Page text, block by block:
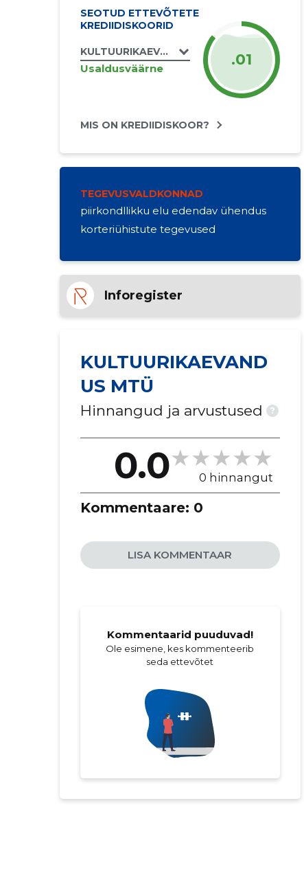
SEOTUD ETTEVÕTETE
KREDIIDISKOORID
KULTUURIKAEVANDUS MTÜ
Usaldusväärne .01
MIS ON KREDIIDISKOOR?
TEGEVUSVALDKONNAD
piirkondllikku elu edendav ühendus
korteriühistute tegevused
Inforegister
KULTUURIKAEVAND
US MTÜ
Hinnangud ja arvustused ?
0.0 0 hinnangut
Kommentaare: 0
LISA KOMMENTAAR
Kommentaarid puuduvad!
Ole esimene, kes kommenteerib
seda ettevõtet